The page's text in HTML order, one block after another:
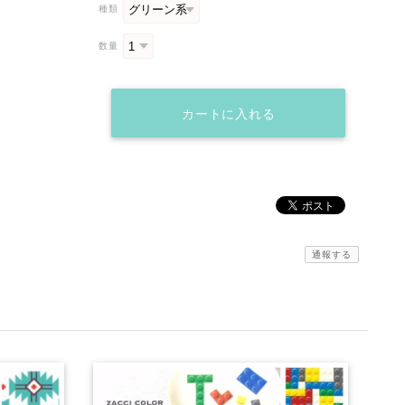
種類
数量
カートに入れる
通報する